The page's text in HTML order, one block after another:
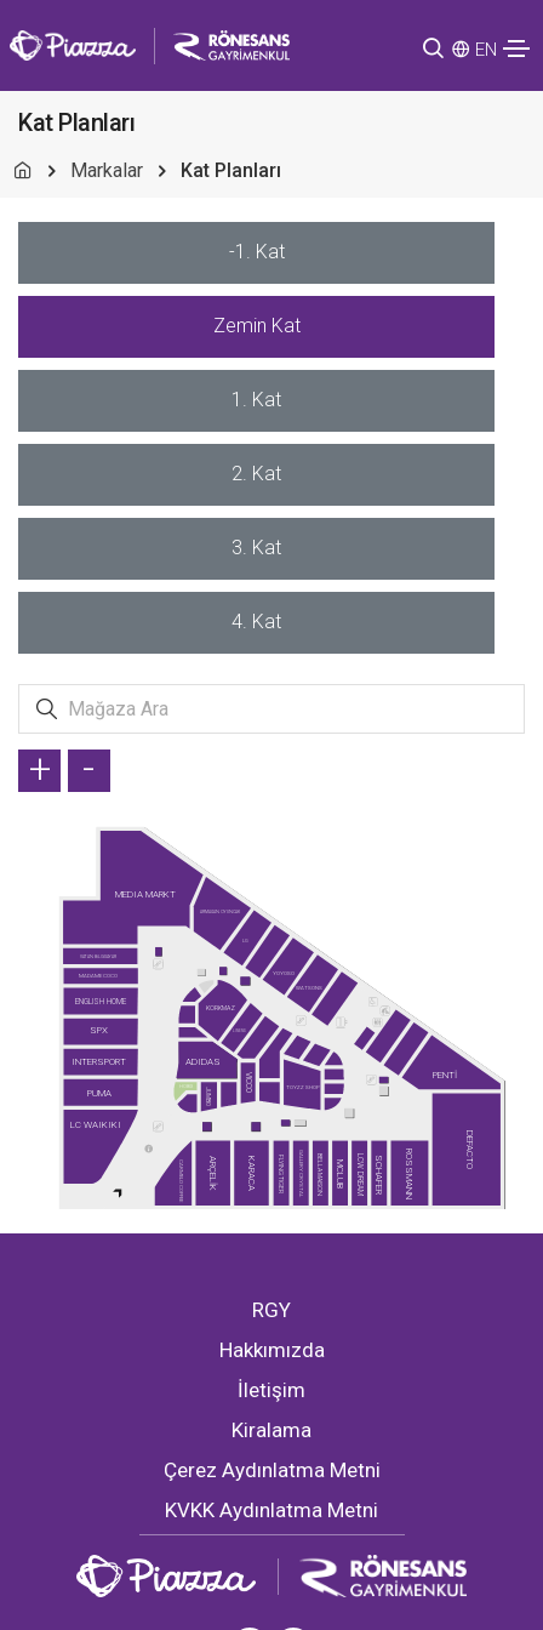
EN
Kat Planları
Markalar Kat Planları
-1. Kat
Zemin Kat
1. Kat
2. Kat
3. Kat
4. Kat
ADIDAS
ARÇELİK
ARMAĞAN OYUNCAK
BELLA MAISON
FLYING TIGER
CARMELO COFFEE
DEFACTO
ENGLISH HOME
GALLERY CRYSTAL
INTERSPORT
JUMBO
KARACA
KORKMAZ
LC WAIKIKI
LCW DREAM
MADAME COCO
MEDIA MARKT
PENTİ
PUMA
ROSSMANN
SCHAFER
SPX
TOYZZ SHOP
VATAN BİLGİSAYAR
VICCO
WATSONS
YOYOSO
MCLUB
+ -
RGY
Hakkımızda
İletişim
Kiralama
Çerez Aydınlatma Metni
KVKK Aydınlatma Metni